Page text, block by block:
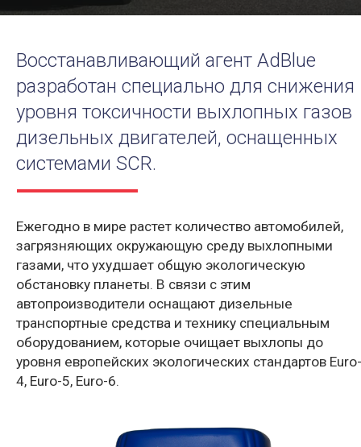
Восстанавливающий агент AdBlue
разработан специально для снижения
уровня токсичности выхлопных газов
дизельных двигателей, оснащенных
системами SCR.
Ежегодно в мире растет количество автомобилей,
загрязняющих окружающую среду выхлопными
газами, что ухудшает общую экологическую
обстановку планеты. В связи с этим
автопроизводители оснащают дизельные
транспортные средства и технику специальным
оборудованием, которые очищает выхлопы до
уровня европейских экологических стандартов Euro-
4, Euro-5, Euro-6.